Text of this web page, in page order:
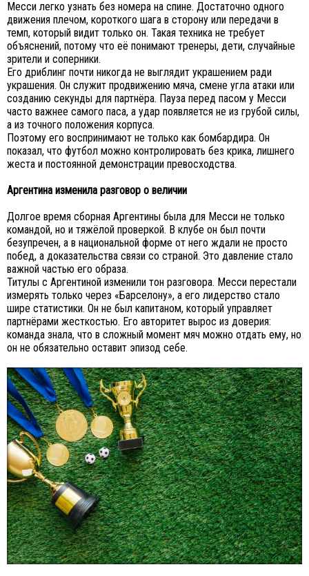
Месси легко узнать без номера на спине. Достаточно одного
движения плечом, короткого шага в сторону или передачи в
темп, который видит только он. Такая техника не требует
объяснений, потому что её понимают тренеры, дети, случайные
зрители и соперники.
Его дриблинг почти никогда не выглядит украшением ради
украшения. Он служит продвижению мяча, смене угла атаки или
созданию секунды для партнёра. Пауза перед пасом у Месси
часто важнее самого паса, а удар появляется не из грубой силы,
а из точного положения корпуса.
Поэтому его воспринимают не только как бомбардира. Он
показал, что футбол можно контролировать без крика, лишнего
жеста и постоянной демонстрации превосходства.
Аргентина изменила разговор о величии
Долгое время сборная Аргентины была для Месси не только
командой, но и тяжёлой проверкой. В клубе он был почти
безупречен, а в национальной форме от него ждали не просто
побед, а доказательства связи со страной. Это давление стало
важной частью его образа.
Титулы с Аргентиной изменили тон разговора. Месси перестали
измерять только через «Барселону», а его лидерство стало
шире статистики. Он не был капитаном, который управляет
партнёрами жесткостью. Его авторитет вырос из доверия:
команда знала, что в сложный момент мяч можно отдать ему, но
он не обязательно оставит эпизод себе.